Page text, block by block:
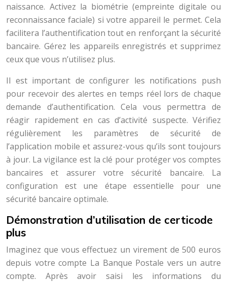
naissance. Activez la biométrie (empreinte digitale ou
reconnaissance faciale) si votre appareil le permet. Cela
facilitera l’authentification tout en renforçant la sécurité
bancaire. Gérez les appareils enregistrés et supprimez
ceux que vous n’utilisez plus.
Il est important de configurer les notifications push
pour recevoir des alertes en temps réel lors de chaque
demande d’authentification. Cela vous permettra de
réagir rapidement en cas d’activité suspecte. Vérifiez
régulièrement les paramètres de sécurité de
l’application mobile et assurez-vous qu’ils sont toujours
à jour. La vigilance est la clé pour protéger vos comptes
bancaires et assurer votre sécurité bancaire. La
configuration est une étape essentielle pour une
sécurité bancaire optimale.
Démonstration d’utilisation de certicode
plus
Imaginez que vous effectuez un virement de 500 euros
depuis votre compte La Banque Postale vers un autre
compte. Après avoir saisi les informations du